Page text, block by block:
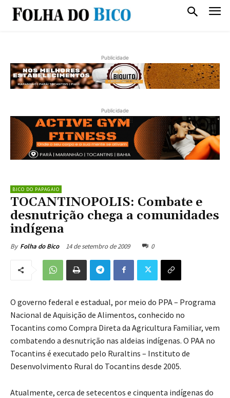
Publicidade
Publicidade
BICO DO PAPAGAIO
TOCANTINOPOLIS: Combate e
desnutrição chega a comunidades
indígena
By Folha do Bico 14 de setembro de 2009 0
O governo federal e estadual, por meio do PPA – Programa
Nacional de Aquisição de Alimentos, conhecido no
Tocantins como Compra Direta da Agricultura Familiar, vem
combatendo a desnutrição nas aldeias indígenas. O PAA no
Tocantins é executado pelo Ruraltins – Instituto de
Desenvolvimento Rural do Tocantins desde 2005.
Atualmente, cerca de setecentos e cinquenta indígenas do